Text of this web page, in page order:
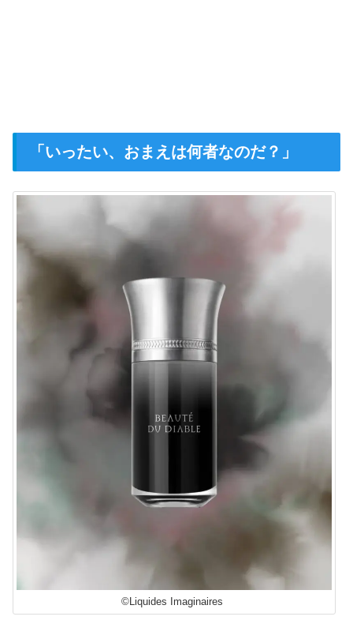
「いったい、おまえは何者なのだ？」
©Liquides Imaginaires